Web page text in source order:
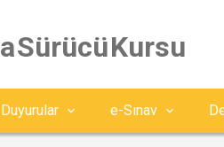
Sürücü Kursu
Duyurular e-Sınav